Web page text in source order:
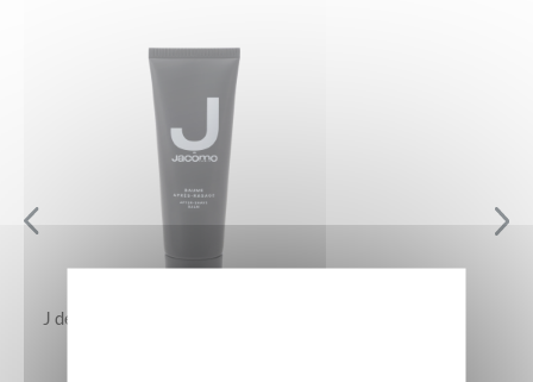
J de Jacomo – Le Baume Après-Rasage